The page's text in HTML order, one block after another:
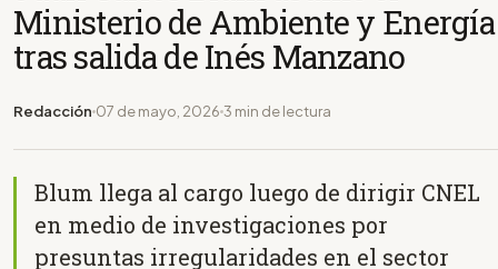
Ministerio de Ambiente y Energía
tras salida de Inés Manzano
Redacción 07 de mayo, 2026 3 min de lectura
Blum llega al cargo luego de dirigir CNEL
en medio de investigaciones por
presuntas irregularidades en el sector